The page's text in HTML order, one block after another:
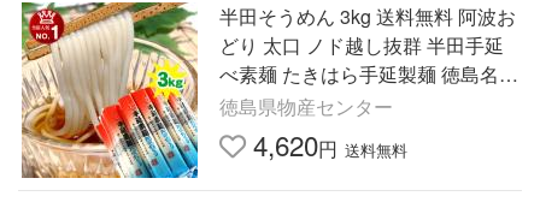
半田そうめん 3kg 送料無料 阿波お
どり 太口 ノド越し抜群 半田手延
べ素麺 たきはら手延製麺 徳島名産
品 ギフト 贈答 麺類 爆買 お中元
徳島県物産センター
4,620円 送料無料